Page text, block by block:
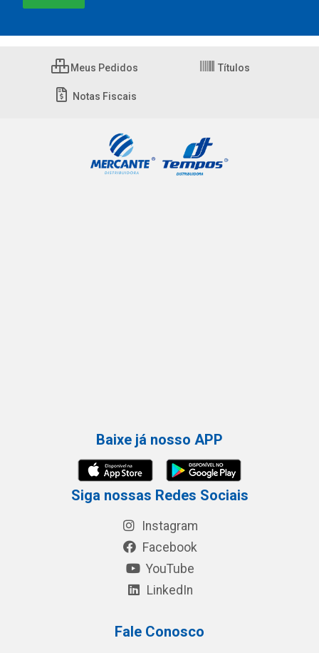
Meus Pedidos Títulos
Notas Fiscais
Baixe já nosso APP
Siga nossas Redes Sociais
Instagram
Facebook
YouTube
LinkedIn
Fale Conosco